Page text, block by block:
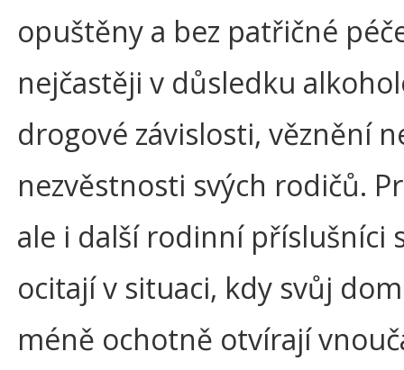
opuštěny a bez patřičné
nejčastěji v důsledku
drogové závislosti, věznění
nezvěstnosti svých rodičů.
ale i další rodinní příslušníci
ocitají v situaci, kdy svůj
méně ochotně otvírají